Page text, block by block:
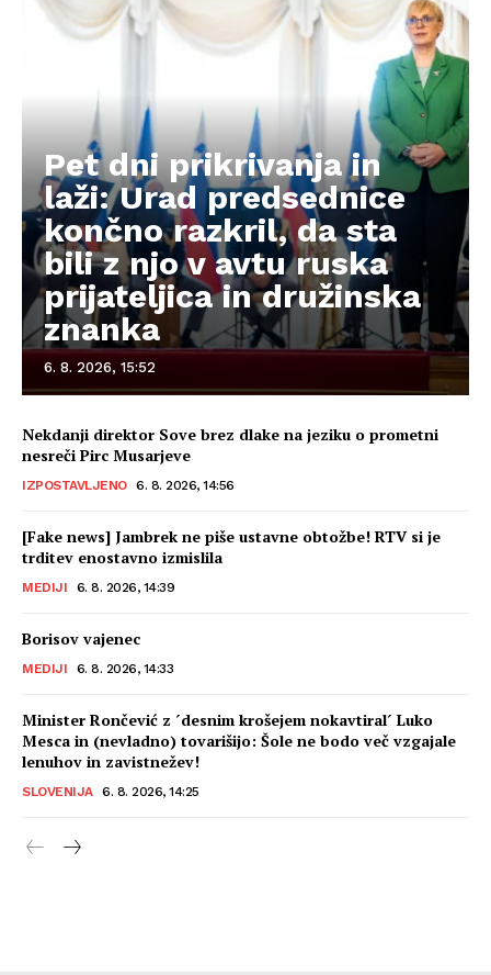
Pet dni prikrivanja in
laži: Urad predsednice
končno razkril, da sta
bili z njo v avtu ruska
prijateljica in družinska
znanka
6. 8. 2026, 15:52
Nekdanji direktor Sove brez dlake na jeziku o prometni
nesreči Pirc Musarjeve
IZPOSTAVLJENO 6. 8. 2026, 14:56
[Fake news] Jambrek ne piše ustavne obtožbe! RTV si je
trditev enostavno izmislila
MEDIJI 6. 8. 2026, 14:39
Borisov vajenec
MEDIJI 6. 8. 2026, 14:33
Minister Rončević z ´desnim krošejem nokavtiral´ Luko
Mesca in (nevladno) tovarišijo: Šole ne bodo več vzgajale
lenuhov in zavistnežev!
SLOVENIJA 6. 8. 2026, 14:25